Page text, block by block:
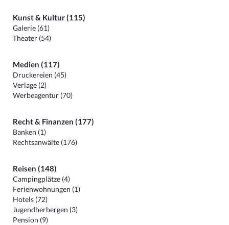
Kunst & Kultur (115)
Galerie (61)
Theater (54)
Medien (117)
Druckereien (45)
Verlage (2)
Werbeagentur (70)
Recht & Finanzen (177)
Banken (1)
Rechtsanwälte (176)
Reisen (148)
Campingplätze (4)
Ferienwohnungen (1)
Hotels (72)
Jugendherbergen (3)
Pension (9)